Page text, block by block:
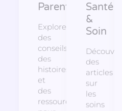
Parentalité
Explorez
des
conseils,
des
histoires
et
des
ressources
Santé
&
Soin
Découvrez
des
articles
sur
les
soins